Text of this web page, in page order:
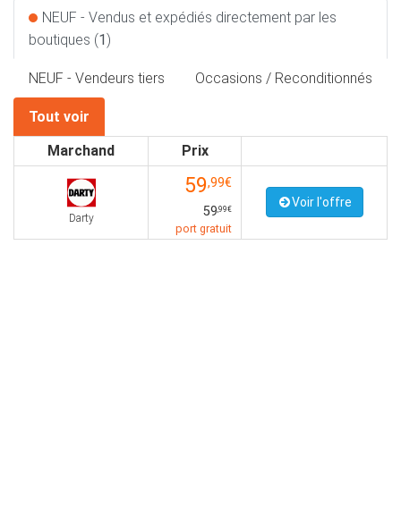
NEUF - Vendus et expédiés directement par les
boutiques (1)
NEUF - Vendeurs tiers Occasions / Reconditionnés
Tout voir
Marchand
Prix
Darty
59,99€
59,99€
port gratuit
Voir l'offre